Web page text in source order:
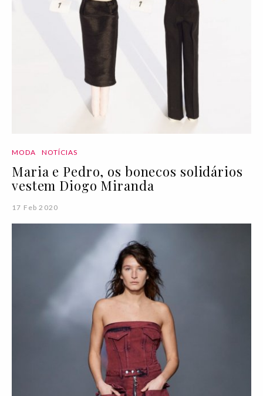
MODA NOTÍCIAS
Maria e Pedro, os bonecos solidários
vestem Diogo Miranda
17 Feb 2020